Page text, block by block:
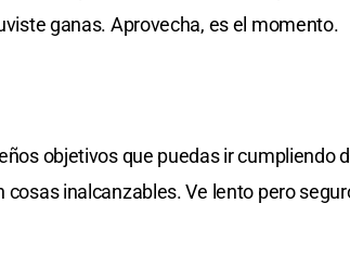
ganas. Aprovecha, es el momento.
objetivos que puedas ir cumpliendo
cosas inalcanzables. Ve lento pero